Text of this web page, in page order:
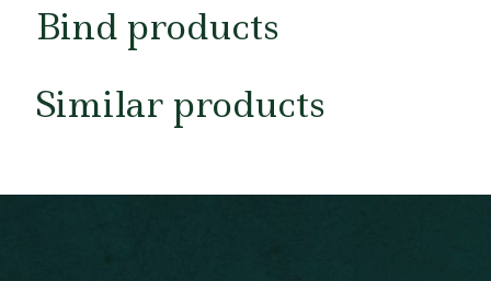
Bind products
Similar products